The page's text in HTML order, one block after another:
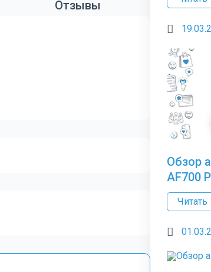
Отзывы
Обзор
AF700
Читать